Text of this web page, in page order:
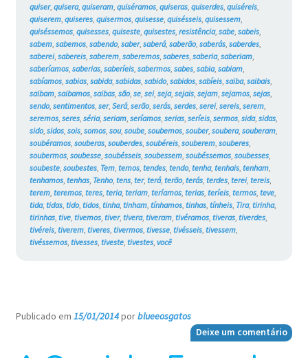
quiser, quisera, quiseram, quiséramos, quiseras, quiserdes, quiséreis,
quiserem, quiseres, quisermos, quisesse, quisésseis, quisessem,
quiséssemos, quisesses, quiseste, quisestes, resistência, sabe, sabeis,
sabem, sabemos, sabendo, saber, saberá, saberão, saberás, saberdes,
saberei, sabereis, saberem, saberemos, saberes, saberia, saberiam,
saberíamos, saberias, saberíeis, sabermos, sabes, sabia, sabiam,
sabíamos, sabias, sabida, sabidas, sabido, sabidos, sabíeis, saiba, saibais,
saibam, saibamos, saibas, são, se, sei, seja, sejais, sejam, sejamos, sejas,
sendo, sentimentos, ser, Será, serão, serás, serdes, serei, sereis, serem,
seremos, seres, séria, seriam, seríamos, serias, seríeis, sermos, sida, sidas,
sido, sidos, sois, somos, sou, soube, soubemos, souber, soubera, souberam,
soubéramos, souberas, souberdes, soubéreis, souberem, souberes,
soubermos, soubesse, soubésseis, soubessem, soubéssemos, soubesses,
soubeste, soubestes, Tem, temos, tendes, tendo, tenha, tenhais, tenham,
tenhamos, tenhas, Tenho, tens, ter, terá, terão, terás, terdes, terei, tereis,
terem, teremos, teres, teria, teriam, teríamos, terias, teríeis, termos, teve,
tida, tidas, tido, tidos, tinha, tinham, tínhamos, tinhas, tínheis, Tira, tirinha,
tirinhas, tive, tivemos, tiver, tivera, tiveram, tivéramos, tiveras, tiverdes,
tivéreis, tiverem, tiveres, tivermos, tivesse, tivésseis, tivessem,
tivéssemos, tivesses, tiveste, tivestes, você
Publicado em 15/01/2014porblueeosgatos
Deixe um comentário